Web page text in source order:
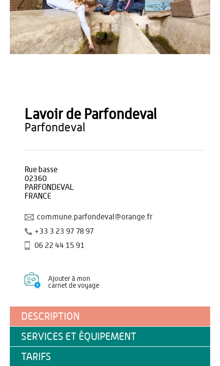
Lavoir de Parfondeval
parfondeval
Rue basse
02360
PARFONDEVAL
FRANCE
commune.parfondeval@orange.fr
+33 3 23 97 78 97
06 22 44 15 91
Ajouter à mon
carnet de voyage
DESCRIPTION
SERVICES ET ÉQUIPEMENT
TARIFS